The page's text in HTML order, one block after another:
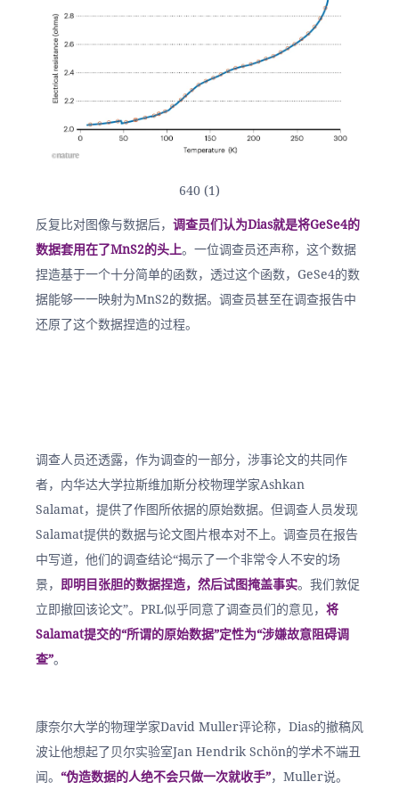
640 (1)
反复比对图像与数据后， 调查员们认为Dias就是将GeSe4的
数据套用在了MnS2的头上。一位调查员还声称，这个数据
捏造基于一个十分简单的函数，透过这个函数，GeSe4的数
据能够一一映射为MnS2的数据。调查员甚至在调查报告中
还原了这个数据捏造的过程。
调查人员还透露，作为调查的一部分，涉事论文的共同作
者，内华达大学拉斯维加斯分校物理学家Ashkan
Salamat，提供了作图所依据的原始数据。但调查人员发现
Salamat提供的数据与论文图片根本对不上。调查员在报告
中写道，他们的调查结论“揭示了一个非常令人不安的场
景， 即明目张胆的数据捏造，然后试图掩盖事实。我们敦促
立即撤回该论文”。PRL似乎同意了调查员们的意见， 将
Salamat提交的“所谓的原始数据”定性为“涉嫌故意阻碍调
查”。
康奈尔大学的物理学家David Muller评论称，Dias的撤稿风
波让他想起了贝尔实验室Jan Hendrik Schön的学术不端丑
闻。 “伪造数据的人绝不会只做一次就收手”，Muller说。